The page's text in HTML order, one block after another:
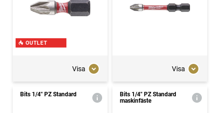
OUTLET
Visa Visa
Bits 1/4" PZ Standard
Bits 1/4" PZ Standard
maskinfäste